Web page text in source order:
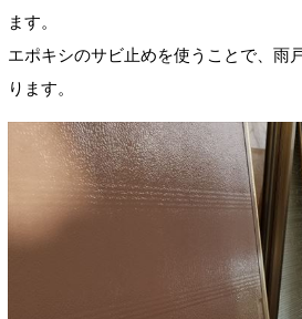
ます。
エポキシのサビ止めを使うことで、雨
ります。